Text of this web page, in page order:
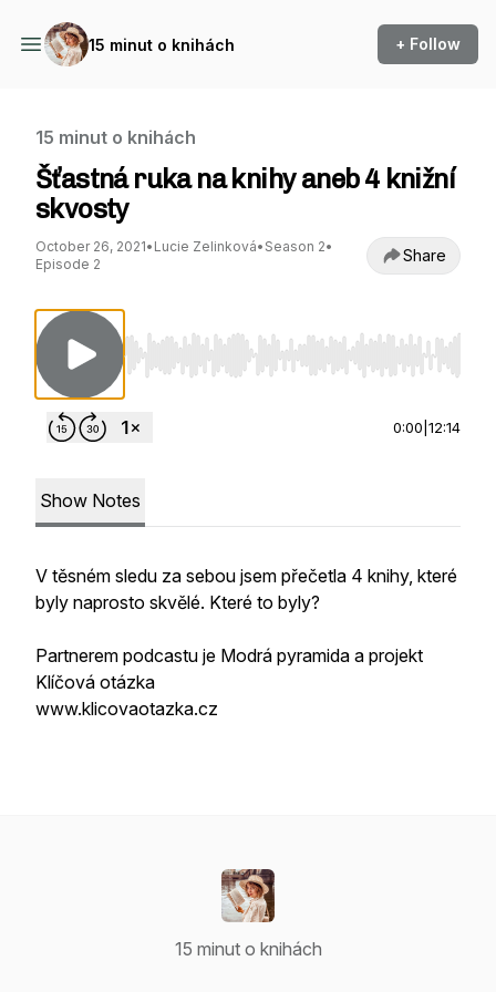
15 minut o knihách + Follow
15 minut o knihách
Šťastná ruka na knihy aneb 4 knižní
skvosty
October 26, 2021• Lucie Zelinková• Season 2•
Episode 2
Share
Use Left/Right to seek, Home/End to jump
0:00 12:14
Show Notes
V těsném sledu za sebou jsem přečetla 4 knihy, které
byly naprosto skvělé. Které to byly?
Partnerem podcastu je Modrá pyramida a projekt
Klíčová otázka
www.klicovaotazka.cz
15 minut o knihách